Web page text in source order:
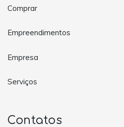
Comprar
Empreendimentos
Empresa
Serviços
Contatos